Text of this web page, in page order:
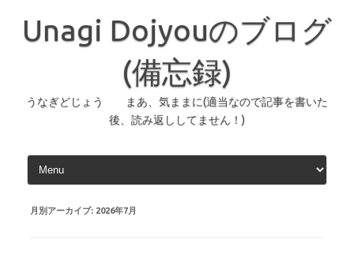
ン
プ
Unagi Dojyouのブログ
(備忘録)
うなぎどじょう まあ、気ままに(適当なので記事を書いた
後、読み返ししてません！)
月別アーカイブ: 2026年7月